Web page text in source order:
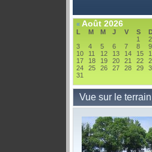
« Août 2026
L M M J V S
1
2
3
4 5 6 7 8
9
10
11 12 13 14 15
17
18 19 20 21 22
24
25 26 27 28 29
31
Vue sur le